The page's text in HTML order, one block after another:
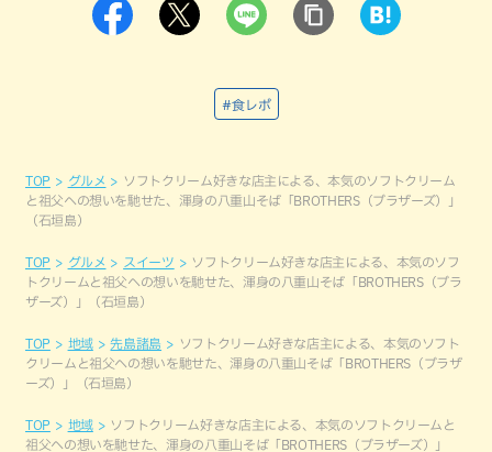
#食レポ
TOP グルメ
ソフトクリーム好きな店主による、本気のソフトクリーム
と祖父への想いを馳せた、渾身の八重山そば「BROTHERS（ブラザーズ）」
（石垣島）
TOP グルメ スイーツ
ソフトクリーム好きな店主による、本気のソフ
トクリームと祖父への想いを馳せた、渾身の八重山そば「BROTHERS（ブラ
ザーズ）」（石垣島）
TOP 地域 先島諸島
ソフトクリーム好きな店主による、本気のソフト
クリームと祖父への想いを馳せた、渾身の八重山そば「BROTHERS（ブラザ
ーズ）」（石垣島）
TOP 地域
ソフトクリーム好きな店主による、本気のソフトクリームと
祖父への想いを馳せた、渾身の八重山そば「BROTHERS（ブラザーズ）」